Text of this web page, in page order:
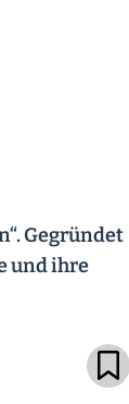
Gegründet
und ihre